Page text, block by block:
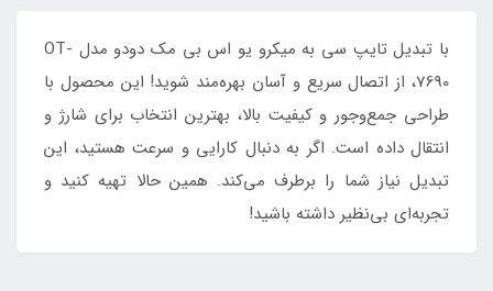
با تبدیل تایپ سی به میکرو یو اس بی مک دودو مدل OT-
7690، از اتصال سریع و آسان بهره‌مند شوید! این محصول با
طراحی جمع‌وجور و کیفیت بالا، بهترین انتخاب برای شارژ و
انتقال داده است. اگر به دنبال کارایی و سرعت هستید، این
تبدیل نیاز شما را برطرف می‌کند. همین حالا تهیه کنید و
تجربه‌ای بی‌نظیر داشته باشید!